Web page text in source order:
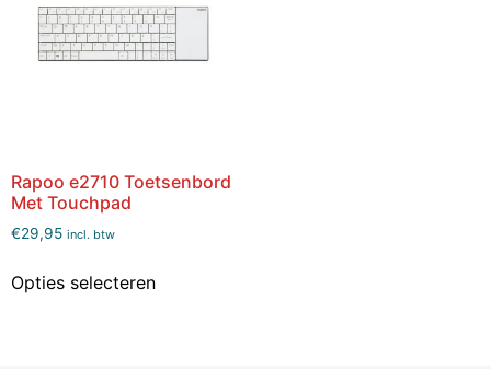
Rapoo e2710 Toetsenbord
Met Touchpad
€29,95 incl. btw
Opties selecteren